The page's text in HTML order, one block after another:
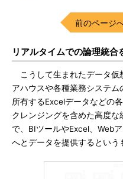
前のページ
リアルタイムでの論理統合
こうして生まれたデータ仮
アハウスや各種業務システ
所有するExcelデータなどの
クレンジングを含めた高度
で、BIツールやExcel、Web
へとデータを提供するという